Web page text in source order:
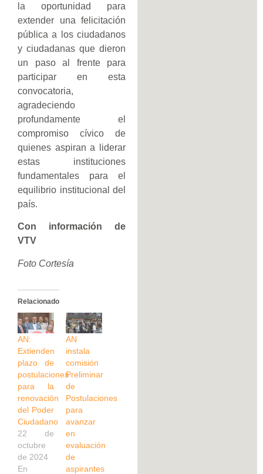
la oportunidad para
extender una felicitación
pública a los ciudadanos
y ciudadanas que dieron
un paso al frente para
participar en esta
convocatoria,
agradeciendo
profundamente el
compromiso cívico de
quienes aspiran a liderar
estas instituciones
fundamentales para el
equilibrio institucional del
país.
Con información de
VTV
Foto Cortesía
Relacionado
AN:
Extienden
plazo de
postulaciones
para la
renovación
del Poder
Ciudadano
22 de
octubre
de 2024
En
AN
instala
comisión
Preliminar
de
Postulaciones
para
avanzar
en
evaluación
de
aspirantes